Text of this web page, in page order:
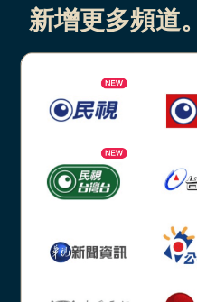
新增更多頻道。